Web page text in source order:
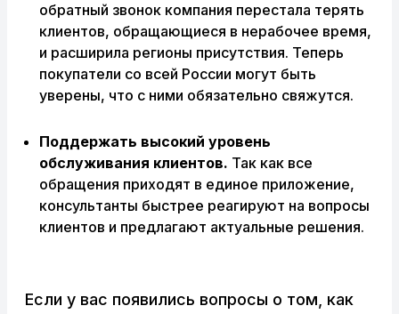
обратный звонок компания перестала терять
клиентов, обращающиеся в нерабочее время,
и расширила регионы присутствия. Теперь
покупатели со всей России могут быть
уверены, что с ними обязательно свяжутся.
Поддержать высокий уровень
обслуживания клиентов. Так как все
обращения приходят в единое приложение,
консультанты быстрее реагируют на вопросы
клиентов и предлагают актуальные решения.
Если у вас появились вопросы о том, как